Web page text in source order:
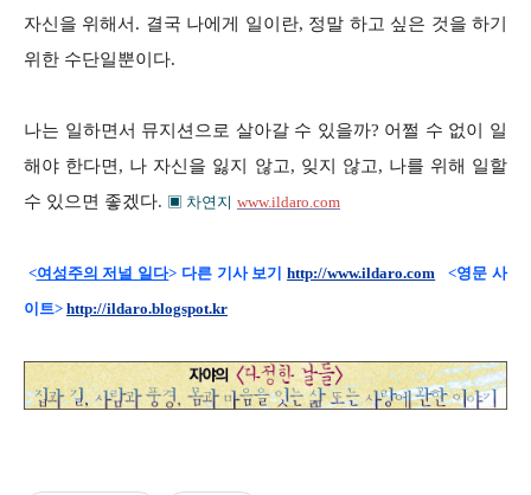
자신을 위해서. 결국 나에게 일이란, 정말 하고 싶은 것을 하기
위한 수단일뿐이다.
나는 일하면서 뮤지션으로 살아갈 수 있을까? 어쩔 수 없이 일
해야 한다면, 나 자신을 잃지 않고, 잊지 않고, 나를 위해 일할
수 있으면 좋겠다. ▣ 차연지 www.ildaro.com
<여성주의 저널 일다> 다른 기사 보기 http://www.ildaro.com
<영문 사
이트> http://ildaro.blogspot.kr